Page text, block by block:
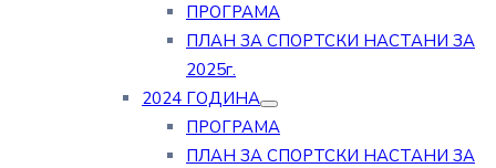
ПРОГРАМА
ПЛАН ЗА СПОРТСКИ НАСТАНИ ЗА
2025г.
2024 ГОДИНА
ПРОГРАМА
ПЛАН ЗА СПОРТСКИ НАСТАНИ ЗА